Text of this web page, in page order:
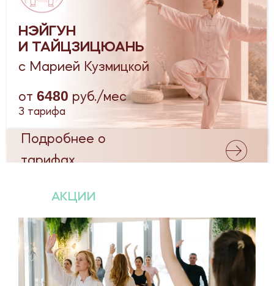
АКЦИИ